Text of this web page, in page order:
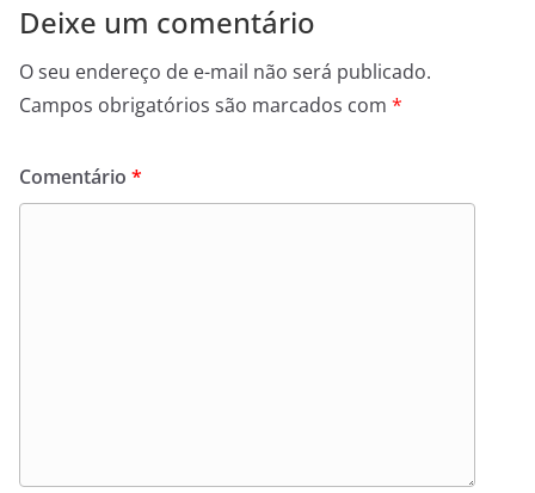
Deixe um comentário
O seu endereço de e-mail não será publicado.
Campos obrigatórios são marcados com *
Comentário *